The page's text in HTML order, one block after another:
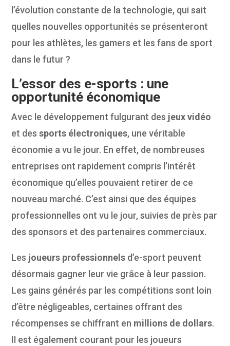
l’évolution constante de la technologie, qui sait
quelles nouvelles opportunités se présenteront
pour les athlètes, les gamers et les fans de sport
dans le futur ?
L’essor des e-sports : une
opportunité économique
Avec le développement fulgurant des jeux vidéo
et dessports électroniques, une véritable
économie a vu le jour. En effet, de nombreuses
entreprises ont rapidement compris l’intérêt
économique qu’elles pouvaient retirer de ce
nouveau marché. C’est ainsi que des équipes
professionnelles ont vu le jour, suivies de près par
des sponsors et des partenaires commerciaux.
Les joueurs professionnels d’e-sport peuvent
désormais gagner leur vie grâce à leur passion.
Les gains générés par les compétitions sont loin
d’être négligeables, certaines offrant des
récompenses se chiffrant en millions de dollars.
Il est également courant pour les joueurs